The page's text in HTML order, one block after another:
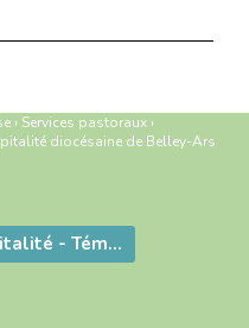
› Services pastoraux ›
diocésaine de Belley-Ars
Hospitalité - Témoignage de Pierre GUEUGNEAU